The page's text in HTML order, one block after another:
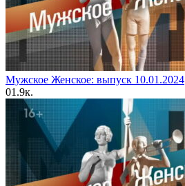
Мужское Женское: выпуск 10.01.2024
01.9к.